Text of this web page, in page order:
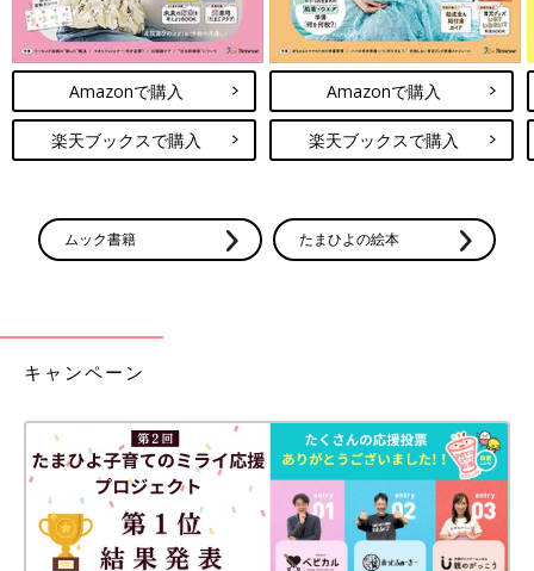
たコンビ肌着です。
●愛波おくるみスリーパー
Amazonで購入
楽天ブックスで購入
Amazonで購入
楽天ブックスで購入
ムック書籍 たまひよの絵本
キャンペーン